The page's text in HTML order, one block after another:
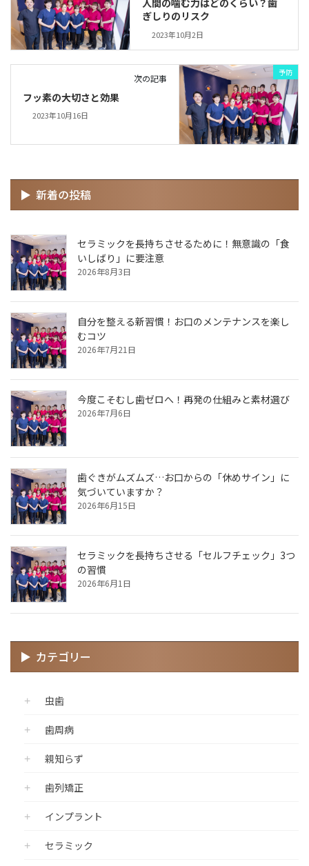
人間の噛む力はどのくらい？歯
ぎしりのリスク
2023年10月2日
予防
次の記事
フッ素の大切さと効果
2023年10月16日
新着の投稿
セラミックを長持ちさせるために！無意識の「食
いしばり」に要注意
2026年8月3日
自分を整える新習慣！お口のメンテナンスを楽し
むコツ
2026年7月21日
今度こそむし歯ゼロへ！再発の仕組みと素材選び
2026年7月6日
歯ぐきがムズムズ…お口からの「休めサイン」に
気づいていますか？
2026年6月15日
セラミックを長持ちさせる「セルフチェック」3つ
の習慣
2026年6月1日
カテゴリー
虫歯
歯周病
親知らず
歯列矯正
インプラント
セラミック